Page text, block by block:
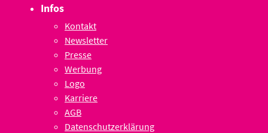
Infos
Kontakt
Newsletter
Presse
Werbung
Logo
Karriere
AGB
Datenschutzerklärung